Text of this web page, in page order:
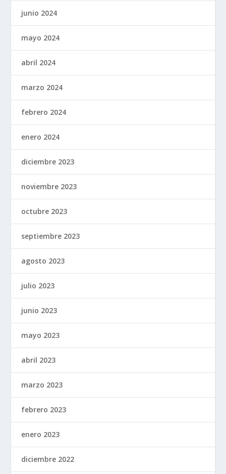
junio 2024
mayo 2024
abril 2024
marzo 2024
febrero 2024
enero 2024
diciembre 2023
noviembre 2023
octubre 2023
septiembre 2023
agosto 2023
julio 2023
junio 2023
mayo 2023
abril 2023
marzo 2023
febrero 2023
enero 2023
diciembre 2022